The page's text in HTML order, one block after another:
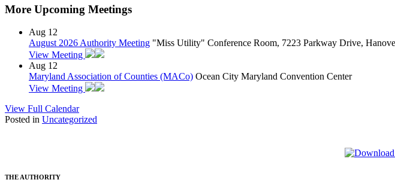
More Upcoming Meetings
Aug 12
August 2026 Authority Meeting "Miss Utility" Conference Room, 7223 Parkway Drive,
View Meeting
Aug 12
Maryland Association of Counties (MACo) Ocean City Maryland Convention Center
View Meeting
View Full Calendar
Posted in Uncategorized
THE AUTHORITY